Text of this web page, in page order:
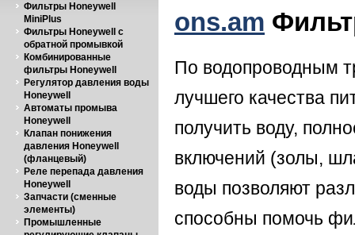
Фильтры Honeywell
MiniPlus
Фильтры Honeywell с
обратной промывкой
Комбинированные
фильтры Honeywell
Регулятор давления воды
Honeywell
Автоматы промыва
Honeywell
Клапан понижения
давления Honeywell
(фланцевый)
Реле перепада давления
Honeywell
Запчасти (сменные
элементы)
Промышленные
ons.am
По водопроводным
лучшего качества
получить воду,
включений (золы,
воды позволяют
способны помочь